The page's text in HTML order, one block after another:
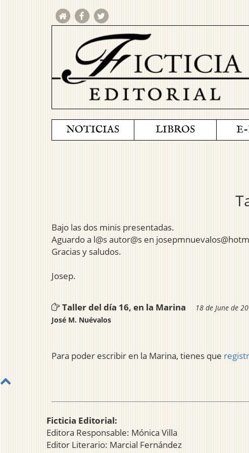
NOTICIAS LIBROS
Bajo las dos minis presentadas.
Aguardo a l@s autor@s en
Gracias y saludos.
Josep.
Taller del día 16, en la Marina
18 de June de
José M. Nuévalos
Para poder escribir en la Marina, tienes que
Ficticia Editorial:
Editora Responsable: Mónica Villa
Editor Literario: Marcial Fernández